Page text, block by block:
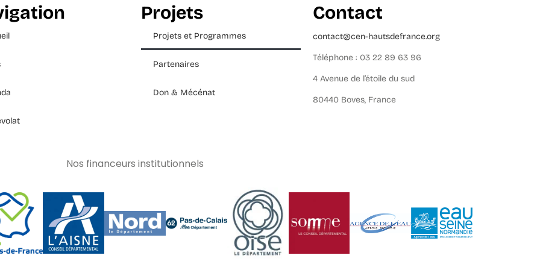
Projets
Projets et Programmes
Partenaires
Don & Mécénat
Contact
contact@cen-hautsdefrance.org
Téléphone : 03 22 89 63 96
4 Avenue de l’étoile du sud
80440 Boves, France
Nos financeurs institutionnels